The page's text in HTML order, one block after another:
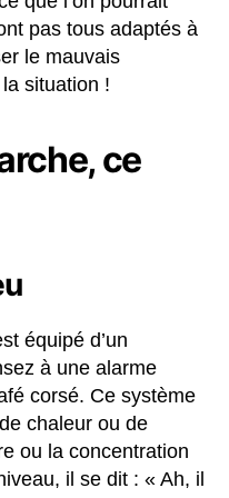
pas tous adaptés à
le mauvais
situation !
ce
équipé d’un
à une alarme
corsé. Ce système
chaleur ou de
ou la concentration
il se dit : « Ah, il